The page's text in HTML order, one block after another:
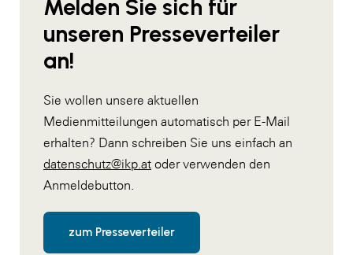
Melden Sie sich für
unseren Presseverteiler
an!
Sie wollen unsere aktuellen
Medienmitteilungen automatisch per E-Mail
erhalten? Dann schreiben Sie uns einfach an
datenschutz@ikp.at oder verwenden den
Anmeldebutton.
zum Presseverteiler